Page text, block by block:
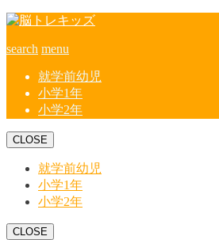
search menu
就学前幼児
小学1年
小学2年
CLOSE
就学前幼児
小学1年
小学2年
CLOSE